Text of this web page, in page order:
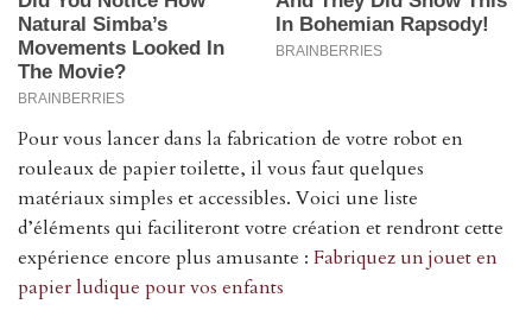
Pour vous lancer dans la fabrication de votre robot en
rouleaux de papier toilette, il vous faut quelques
matériaux simples et accessibles. Voici une liste
d’éléments qui faciliteront votre création et rendront cette
expérience encore plus amusante : Fabriquez un jouet en
papier ludique pour vos enfants